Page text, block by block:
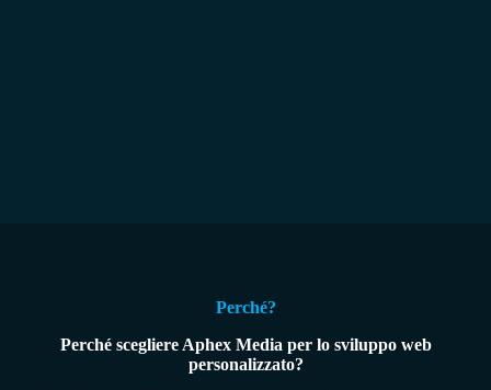
Perché?
Perché scegliere Aphex Media per lo sviluppo web
personalizzato?